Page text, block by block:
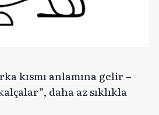
kısmı anlamına gelir –
daha az sıklıkla